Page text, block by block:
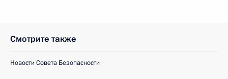
Смотрите также
Новости Совета Безопасности